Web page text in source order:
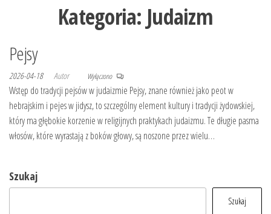
Kategoria: Judaizm
Pejsy
2026-04-18 Autor Wyłączono
Wstęp do tradycji pejsów w judaizmie Pejsy, znane również jako peot w
hebrajskim i pejes w jidysz, to szczególny element kultury i tradycji żydowskiej,
który ma głębokie korzenie w religijnych praktykach judaizmu. Te długie pasma
włosów, które wyrastają z boków głowy, są noszone przez wielu…
Szukaj
Szukaj